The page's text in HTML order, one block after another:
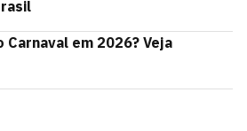
Carnaval em 2026? Veja